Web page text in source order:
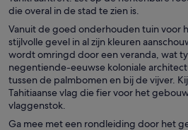
die overal in de stad te zien is.
Vanuit de goed onderhouden tuin voor
stijlvolle gevel in al zijn kleuren
wordt omringd door een veranda, wat
negentiende-eeuwse koloniale
tussen de palmbomen en bij de vijver.
Tahitiaanse vlag die fier voor het
vlaggenstok.
Ga mee met een rondleiding door het